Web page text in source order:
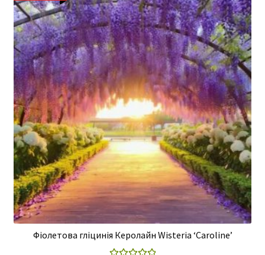
Фіолетова гліцинія Керолайн Wisteria ‘Caroline’